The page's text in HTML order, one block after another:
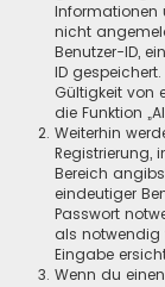
Informationen
nicht
Benutzer-ID,
ID
Gültigkeit von
die Funktion
Weiterhin
Registrierung,
Bereich
eindeutiger
Passwort
als notwendig
Eingabe
Wenn du